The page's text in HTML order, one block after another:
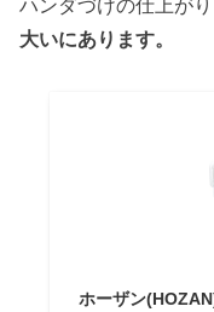
ハンダづけの仕上が
大いにあります。
ホーザン